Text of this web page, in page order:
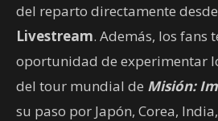
del reparto directamente
Livestream. Además, los fans
oportunidad de experimentar
del tour mundial de Misión:
su paso por Japón, Corea,